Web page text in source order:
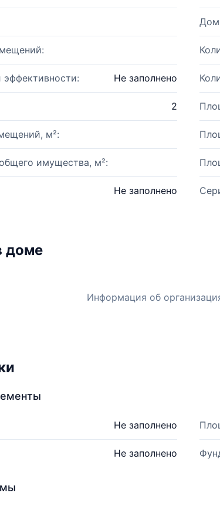
Дом
эффективности: Не заполнено
2
м²:
имущества, м²:
Не заполнено
доме
Информация об
Не заполнено
Не заполнено